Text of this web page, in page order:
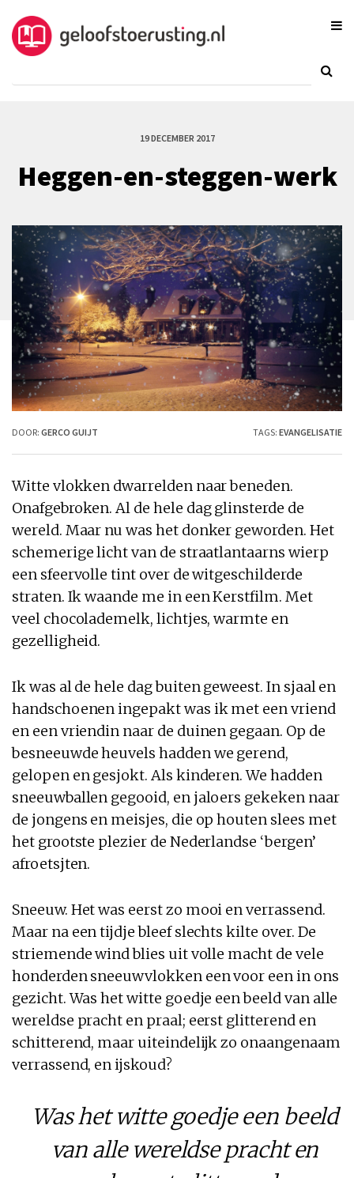
19 DECEMBER 2017
Heggen-en-steggen-werk
DOOR: GERCO GUIJT TAGS: EVANGELISATIE
Witte vlokken dwarrelden naar beneden.
Onafgebroken. Al de hele dag glinsterde de
wereld. Maar nu was het donker geworden. Het
schemerige licht van de straatlantaarns wierp
een sfeervolle tint over de witgeschilderde
straten. Ik waande me in een Kerstfilm. Met
veel chocolademelk, lichtjes, warmte en
gezelligheid.
Ik was al de hele dag buiten geweest. In sjaal en
handschoenen ingepakt was ik met een vriend
en een vriendin naar de duinen gegaan. Op de
besneeuwde heuvels hadden we gerend,
gelopen en gesjokt. Als kinderen. We hadden
sneeuwballen gegooid, en jaloers gekeken naar
de jongens en meisjes, die op houten slees met
het grootste plezier de Nederlandse ‘bergen’
afroetsjten.
Sneeuw. Het was eerst zo mooi en verrassend.
Maar na een tijdje bleef slechts kilte over. De
striemende wind blies uit volle macht de vele
honderden sneeuwvlokken een voor een in ons
gezicht. Was het witte goedje een beeld van alle
wereldse pracht en praal; eerst glitterend en
schitterend, maar uiteindelijk zo onaangenaam
verrassend, en ijskoud?
Was het witte goedje een beeld
van alle wereldse pracht en